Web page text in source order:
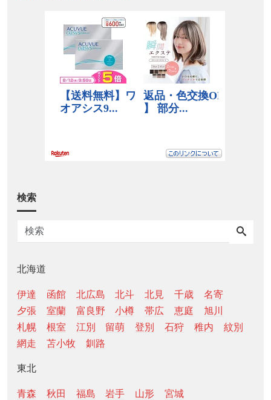
検索
北海道
伊達 函館 北広島 北斗 北見 千歳
名寄
夕張
室蘭 富良野 小樽 帯広 恵庭
旭川
札幌
根室 江別 留萌 登別 石狩 稚内
紋別
網走
苫小牧 釧路
東北
青森 秋田 福島 岩手 山形 宮城